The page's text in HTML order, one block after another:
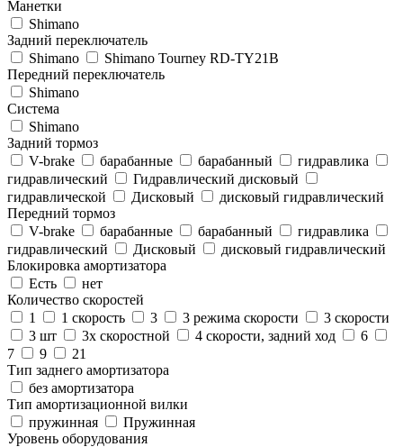
Манетки
Shimano
Задний переключатель
Shimano
Shimano Tourney RD-TY21B
Передний переключатель
Shimano
Система
Shimano
Задний тормоз
V-brake
барабанные барабанный
гидравлика
гидравлический
Гидравлический дисковый
гидравлической
Дисковый
дисковый гидравлический
Передний тормоз
V-brake
барабанные барабанный
гидравлика
гидравлический
Дисковый
дисковый гидравлический
Блокировка амортизатора
Есть
нет
Количество скоростей
1
1 скорость 3 3 режима скорости
3 скорости
3 шт
3х скоростной 4 скорости, задний ход
6
7
9
21
Тип заднего амортизатора
без амортизатора
Тип амортизационной вилки
пружинная
Пружинная
Уровень оборудования